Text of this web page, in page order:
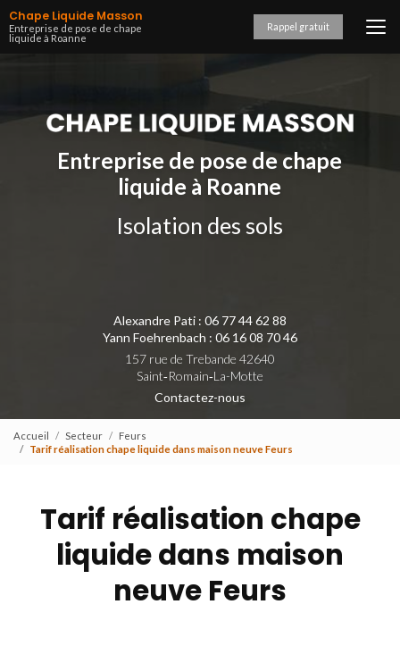
Aller
au
contenu
Chape Liquide Masson
Entreprise de pose de chape
liquide à Roanne
Rappel gratuit
Entreprise de pose de chape
liquide à Roanne
Isolation des sols
Alexandre Pati : 06 77 44 62 88
Yann Foehrenbach : 06 16 08 70 46
157 rue de Trebande 42640
Saint‑Romain‑La-Motte
Contactez-nous
Accueil Secteur
Feurs
Tarif réalisation chape liquide dans maison neuve Feurs
Tarif réalisation chape
liquide dans maison
neuve Feurs